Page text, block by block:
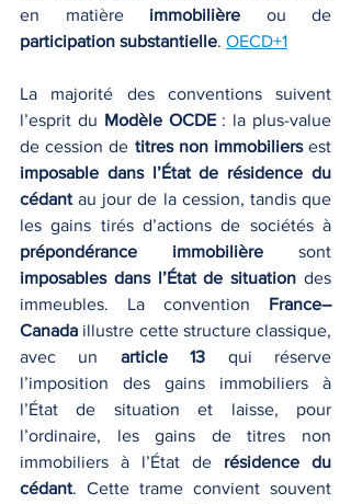
en matière immobilière
participation substantielle. OECD+1
La majorité des conventions suivent
l’esprit du Modèle OCDE : la plus-value
de cession de titres non immobiliers
imposable dans l’État de résidence du
cédant au jour de la cession, tandis que
prépondérance immobilière
imposables dans l’État de situation des
immeubles. La convention France–
Canada illustre cette structure classique,
avec un article 13 qui réserve
l’imposition des gains immobiliers à
l’État de situation et laisse, pour
l’ordinaire, les gains de titres non
immobiliers à l’État de résidence du
cédant. Cette trame convient souvent